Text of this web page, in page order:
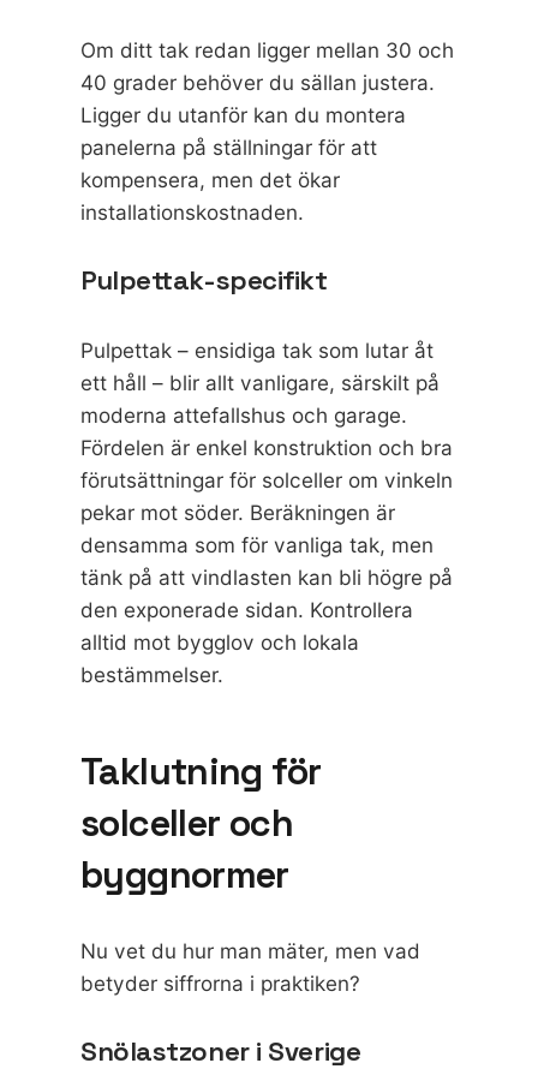
Om ditt tak redan ligger mellan 30 och
40 grader behöver du sällan justera.
Ligger du utanför kan du montera
panelerna på ställningar för att
kompensera, men det ökar
installationskostnaden.
Pulpettak-specifikt
Pulpettak – ensidiga tak som lutar åt
ett håll – blir allt vanligare, särskilt på
moderna attefallshus och garage.
Fördelen är enkel konstruktion och bra
förutsättningar för solceller om vinkeln
pekar mot söder. Beräkningen är
densamma som för vanliga tak, men
tänk på att vindlasten kan bli högre på
den exponerade sidan. Kontrollera
alltid mot bygglov och lokala
bestämmelser.
Taklutning för
solceller och
byggnormer
Nu vet du hur man mäter, men vad
betyder siffrorna i praktiken?
Snölastzoner i Sverige